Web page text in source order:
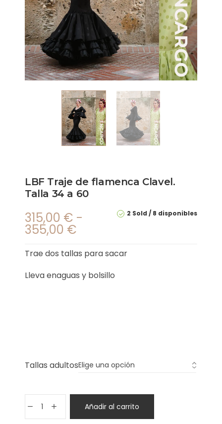
LBF Traje de flamenca Clavel.
Talla 34 a 60
2 Sold 8 disponibles
315,00 € -
355,00 €
Trae dos tallas para sacar
Lleva enaguas y bolsillo
Tallas adultos
Añadir al carrito